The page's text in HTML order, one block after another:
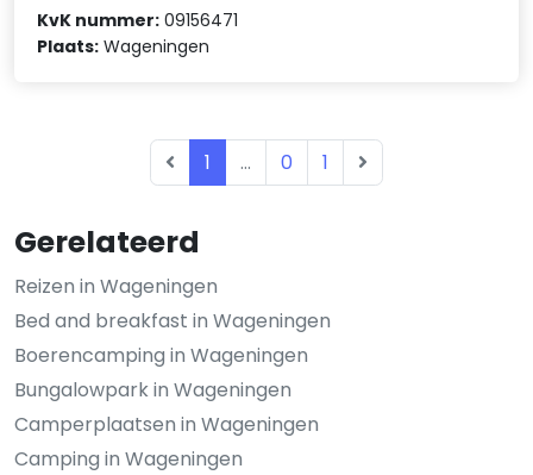
Gerelateerd
Reizen in Wageningen
Bed and breakfast in Wageningen
Boerencamping in Wageningen
Bungalowpark in Wageningen
Camperplaatsen in Wageningen
Camping in Wageningen
KvK nummer: 09156471
Plaats: Wageningen
1 ... 0 1